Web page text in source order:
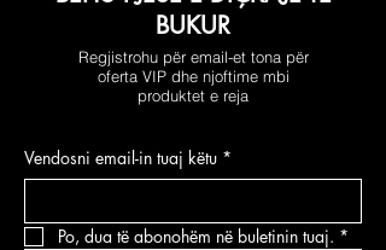
BUKUR
Regjistrohu për email-et tona për
oferta VIP dhe njoftime mbi
produktet e reja
Vendosni email-in tuaj këtu *
Po, dua të abonohëm në buletinin tuaj. *